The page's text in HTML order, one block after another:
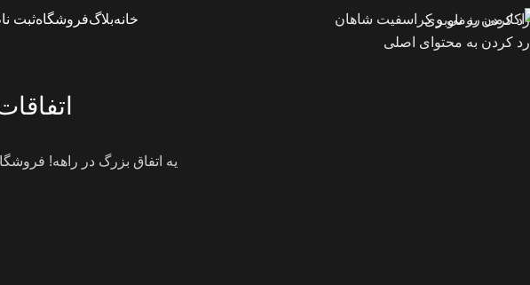
رد کردن به ناوبری
رد کردن به محتوای اصلی
خانهبلاگفروشگاهثبت
یه اتفاق بزرگ در راهه!